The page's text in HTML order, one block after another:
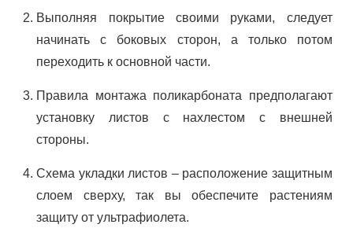
Выполняя покрытие своими руками, следует
начинать с боковых сторон, а только потом
переходить к основной части.
Правила монтажа поликарбоната предполагают
установку листов с нахлестом с внешней
стороны.
Схема укладки листов – расположение защитным
слоем сверху, так вы обеспечите растениям
защиту от ультрафиолета.